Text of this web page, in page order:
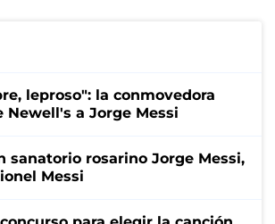
leproso": la conmovedora
Newell's a Jorge Messi
sanatorio rosarino Jorge Messi,
Messi